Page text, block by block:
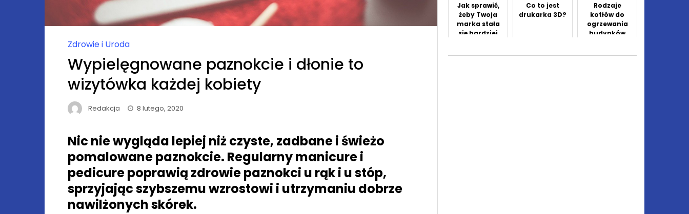
Zdrowie i Uroda
Wypielęgnowane paznokcie i dłonie to
wizytówka każdej kobiety
Redakcja 8 lutego, 2020
Nic nie wygląda lepiej niż czyste, zadbane i świeżo
pomalowane paznokcie. Regularny manicure i
pedicure poprawią zdrowie paznokci u rąk i u stóp,
sprzyjając szybszemu wzrostowi i utrzymaniu dobrze
nawilżonych skórek.
Jak sprawić,
żeby Twoja
marka stała
się bardziej
Co to jest
drukarka 3D?
Rodzaje
kotłów do
ogrzewania
budynków